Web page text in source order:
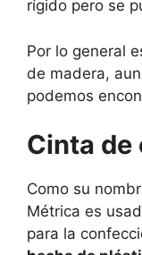
rígido pero se
Por lo general
de madera,
podemos
Cinta de
Como su
Métrica es
para la